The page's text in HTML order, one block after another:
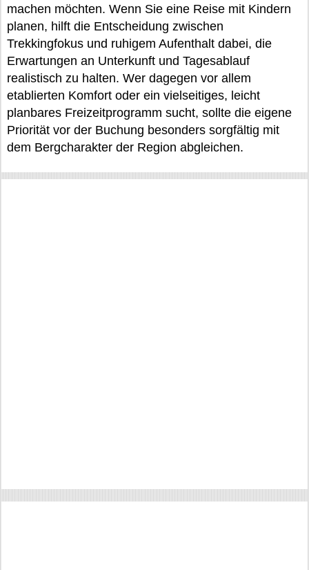
machen möchten. Wenn Sie eine Reise mit Kindern
planen, hilft die Entscheidung zwischen
Trekkingfokus und ruhigem Aufenthalt dabei, die
Erwartungen an Unterkunft und Tagesablauf
realistisch zu halten. Wer dagegen vor allem
etablierten Komfort oder ein vielseitiges, leicht
planbares Freizeitprogramm sucht, sollte die eigene
Priorität vor der Buchung besonders sorgfältig mit
dem Bergcharakter der Region abgleichen.